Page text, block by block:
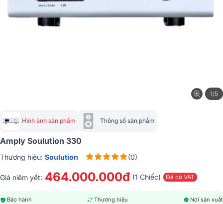
1/5
Hình ảnh sản phẩm Thông số sản phẩm
Amply Soulution 330
Thương hiệu: Soulution (0)
Giá niêm yết: 464.000.000đ (1 Chiếc) Đã có VAT
Bảo hành Thương hiệu Nơi sản xuất